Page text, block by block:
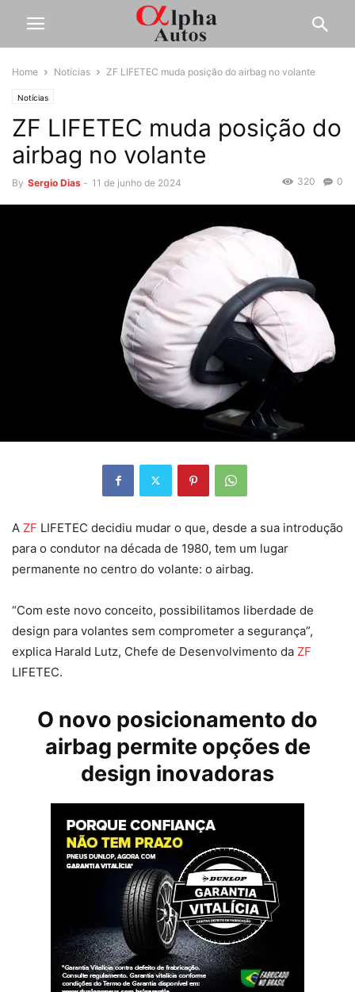
Home Notícias ZF LIFETEC muda posição do airbag no volante
Notícias
ZF LIFETEC muda posição do
airbag no volante
By Sergio Dias - 11 de junho de 2024 0
320
A ZF LIFETEC decidiu mudar o que, desde a sua introdução
para o condutor na década de 1980, tem um lugar
permanente no centro do volante: o airbag.
“Com este novo conceito, possibilitamos liberdade de
design para volantes sem comprometer a segurança”,
explica Harald Lutz, Chefe de Desenvolvimento da ZF
LIFETEC.
O novo posicionamento do
airbag permite opções de
design inovadoras